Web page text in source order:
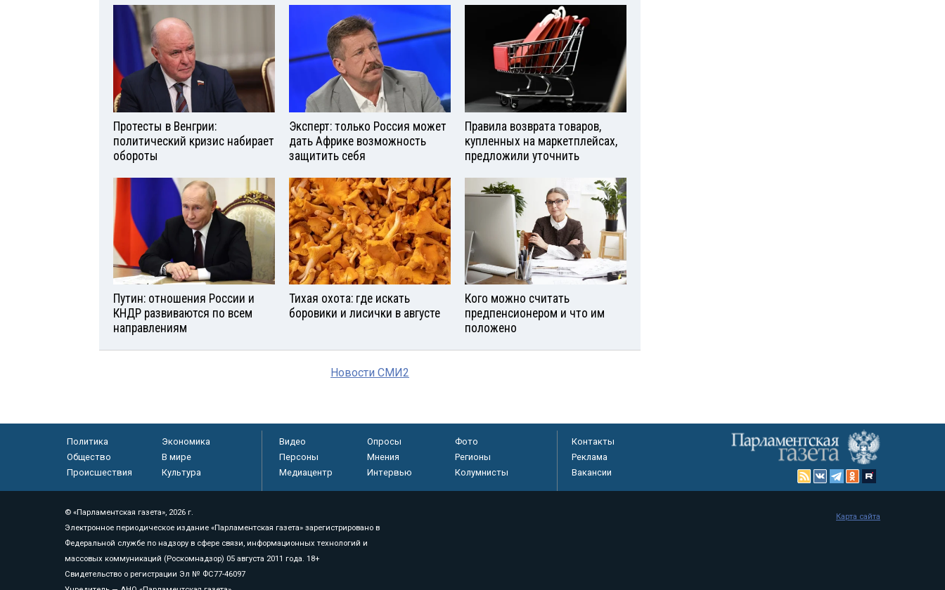
Протесты в Венгрии:
политический кризис набирает
обороты
Эксперт: только Россия может
дать Африке возможность
защитить себя
Правила возврата товаров,
купленных на маркетплейсах,
предложили уточнить
Путин: отношения России и
КНДР развиваются по всем
направлениям
Тихая охота: где искать
боровики и лисички в августе
Кого можно считать
предпенсионером и что им
положено
Новости СМИ2
Политика
Экономика
Общество
В мире
Происшествия
Культура
Видео Опросы
Фото
Персоны
Мнения
Регионы
Медиацентр
Интервью Колумнисты
Контакты
Реклама
Вакансии
© «Парламентская газета», 2026 г.
Электронное периодическое издание «Парламентская газета» зарегистрировано в
Федеральной службе по надзору в сфере связи, информационных технологий и
массовых коммуникаций (Роскомнадзор) 05 августа 2011 года. 18+
Свидетельство о регистрации Эл № ФС77-46097
Карта сайта